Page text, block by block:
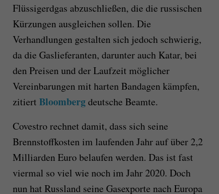
Flüssigerdgas abzuschließen, die die russischen
Kürzungen ausgleichen sollen. Die
Verhandlungen gestalten sich jedoch schwierig,
da die Gaslieferanten, darunter auch Katar, bei
den Preisen und der Laufzeit möglicher
Vereinbarungen mit harten Bandagen kämpfen,
zitiert Bloombergdeutsche Beamte.
Covestro rechnet damit, dass sich seine
Brennstoffkosten im laufenden Jahr auf über 2,2
Milliarden Euro belaufen werden. Das ist fast
viermal so viel wie noch im Jahr 2020. Doch
nun hat Russland seine Gasexporte nach Europa